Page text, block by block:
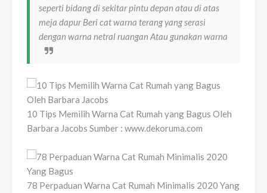
seperti bidang di sekitar pintu depan atau di atas
meja dapur Beri cat warna terang yang serasi
dengan warna netral ruangan Atau gunakan warna
10 Tips Memilih Warna Cat Rumah yang Bagus Oleh
Barbara Jacobs Sumber : www.dekoruma.com
78 Perpaduan Warna Cat Rumah Minimalis 2020 Yang